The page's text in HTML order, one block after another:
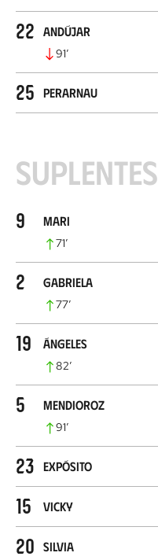
22 Andújar
91’
25 Perarnau
Suplentes
9 Mari
71’
2 Gabriela
77’
19 Ángeles
82’
5 Mendioroz
91’
23 Expósito
15 Vicky
20 Silvia